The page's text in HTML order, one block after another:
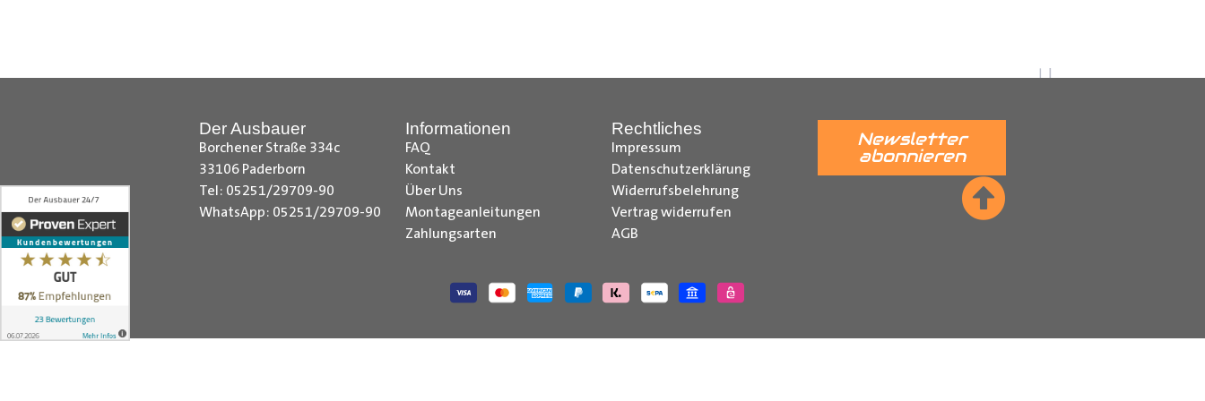
__________________________________________________________________________________
Der Ausbauer
Borchener Straße 334c
33106 Paderborn
Tel: 05251/29709-90
WhatsApp: 05251/29709-90
Informationen
FAQ
Kontakt
Über Uns
Montageanleitungen
Zahlungsarten
Rechtliches
Impressum
Datenschutzerklärung
Widerrufsbelehrung
Vertrag widerrufen
AGB
Newsletter
abonnieren